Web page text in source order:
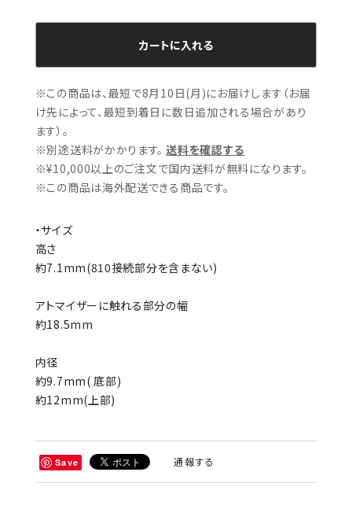
カートに入れる
※この商品は、最短で8月10日(月)にお届けします（お届
け先によって、最短到着日に数日追加される場合があり
ます）。
※別途送料がかかります。 送料を確認する
※¥10,000以上のご注文で国内送料が無料になります。
※この商品は海外配送できる商品です。
・サイズ
高さ
約7.1mm(810接続部分を含まない)
アトマイザーに触れる部分の幅
約18.5mm
内径
約9.7mm( 底部)
約12mm(上部)
Save 通報する